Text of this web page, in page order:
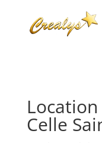
Celle